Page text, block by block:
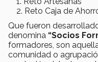
Reto Caja de
Que fueron
denomina “Socios
formadores, son
comunidad o